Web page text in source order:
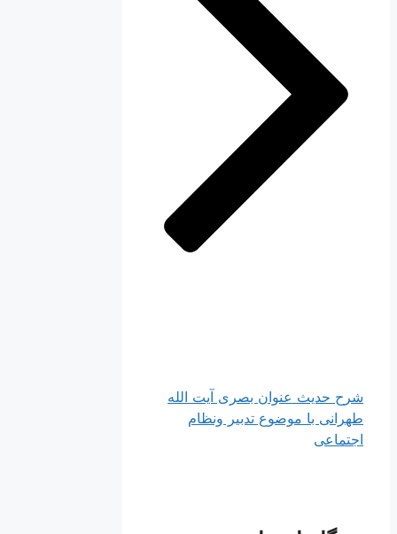
شرح حدیث عنوان بصری آیت الله
طهرانی با موضوع تدبیر ونظام
اجتماعی